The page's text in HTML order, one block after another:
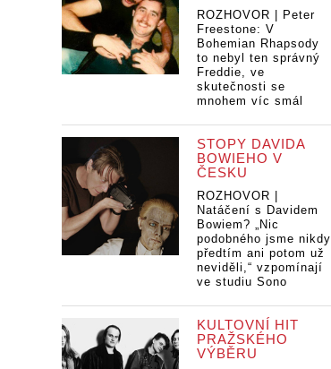
ROZHOVOR | Peter
Freestone: V
Bohemian Rhapsody
to nebyl ten správný
Freddie, ve
skutečnosti se
mnohem víc smál
STOPY DAVIDA
BOWIEHO V
ČESKU
ROZHOVOR |
Natáčení s Davidem
Bowiem? „Nic
podobného jsme nikdy
předtím ani potom už
neviděli,“ vzpomínají
ve studiu Sono
KULTOVNÍ HIT
PRAŽSKÉHO
VÝBĚRU